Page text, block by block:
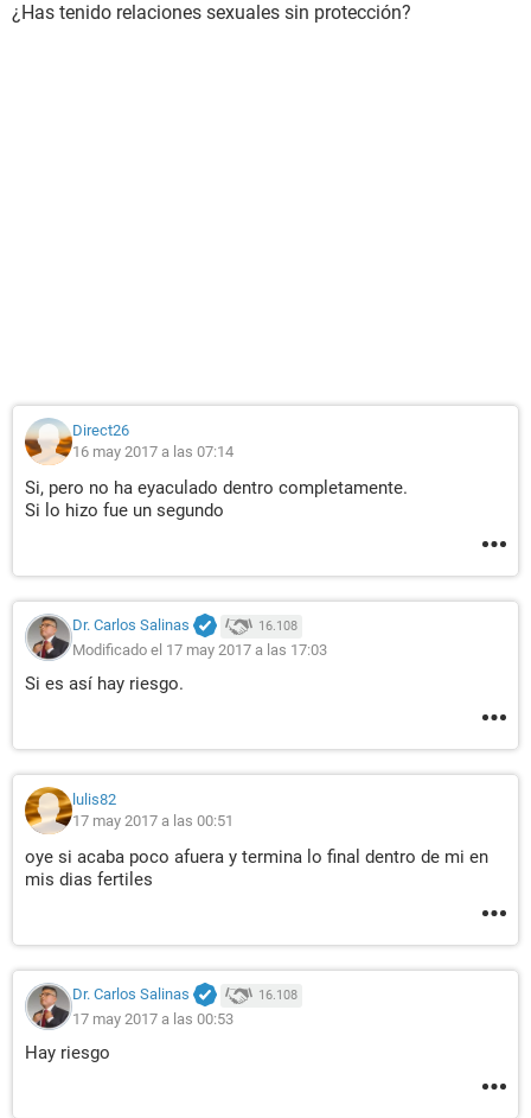
¿Has tenido relaciones sexuales sin protección?
Direct26
16 may 2017 a las 07:14
Si, pero no ha eyaculado dentro completamente.
Si lo hizo fue un segundo
Dr. Carlos Salinas 16.108
Modificado el 17 may 2017 a las 17:03
Si es así hay riesgo.
lulis82
17 may 2017 a las 00:51
oye si acaba poco afuera y termina lo final dentro de mi en
mis dias fertiles
Dr. Carlos Salinas 16.108
17 may 2017 a las 00:53
Hay riesgo